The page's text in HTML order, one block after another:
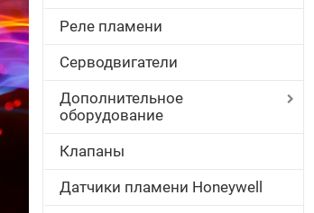
Реле пламени
Серводвигатели
Дополнительное
оборудование
Клапаны
Датчики пламени Honeywell